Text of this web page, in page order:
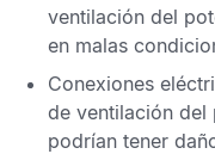
ventilación del
en malas
Conexiones
de ventilación
podrían tener